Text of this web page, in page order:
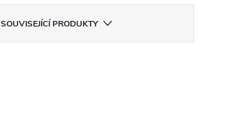
SOUVISEJÍCÍ PRODUKTY